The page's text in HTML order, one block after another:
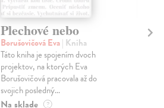
Plechové nebo
Borušovičová Eva| Kniha
Táto kniha je spojením dvoch
projektov, na ktorých Eva
Borušovičová pracovala až do
svojich posledný...
Na sklade ?